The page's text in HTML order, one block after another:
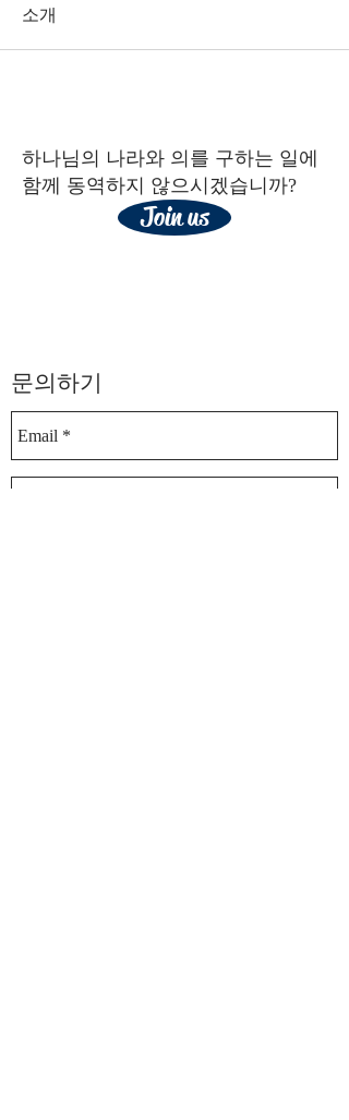
소개
하나님의 나라와 의를 구하는 일에
함께 동역하지 않으시겠습니까?
Join us
​문의하기